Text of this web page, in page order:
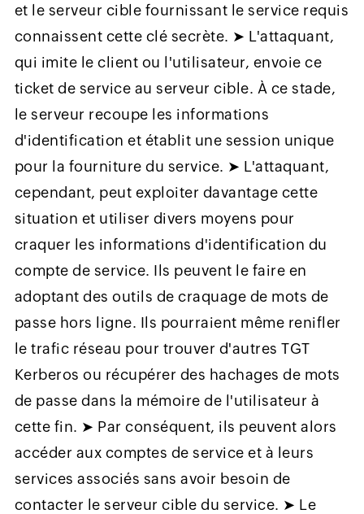
et le serveur cible fournissant le service requis
connaissent cette clé secrète. ➤ L'attaquant,
qui imite le client ou l'utilisateur, envoie ce
ticket de service au serveur cible. À ce stade,
le serveur recoupe les informations
d'identification et établit une session unique
pour la fourniture du service. ➤ L'attaquant,
cependant, peut exploiter davantage cette
situation et utiliser divers moyens pour
craquer les informations d'identification du
compte de service. Ils peuvent le faire en
adoptant des outils de craquage de mots de
passe hors ligne. Ils pourraient même renifler
le trafic réseau pour trouver d'autres TGT
Kerberos ou récupérer des hachages de mots
de passe dans la mémoire de l'utilisateur à
cette fin. ➤ Par conséquent, ils peuvent alors
accéder aux comptes de service et à leurs
services associés sans avoir besoin de
contacter le serveur cible du service. ➤ Le